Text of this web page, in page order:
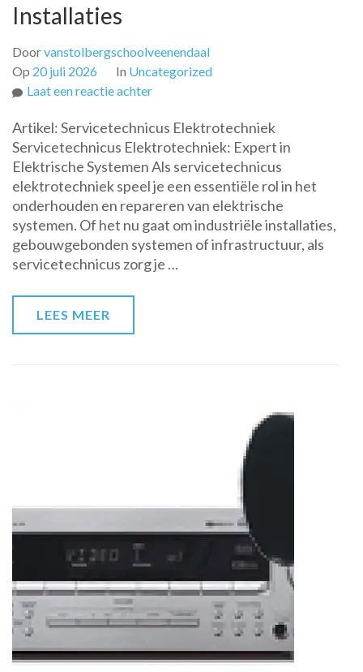
Installaties
Doorvanstolbergschoolveenendaal
Op 20 juli 2026 In Uncategorized
Laat een reactie achterop
Rol
van
de
Servicetechnicus
Elektrotechniek
in
Moderne
Installaties
Artikel: Servicetechnicus Elektrotechniek
Servicetechnicus Elektrotechniek: Expert in
Elektrische Systemen Als servicetechnicus
elektrotechniek speel je een essentiële rol in het
onderhouden en repareren van elektrische
systemen. Of het nu gaat om industriële installaties,
gebouwgebonden systemen of infrastructuur, als
servicetechnicus zorg je …
LEES MEER